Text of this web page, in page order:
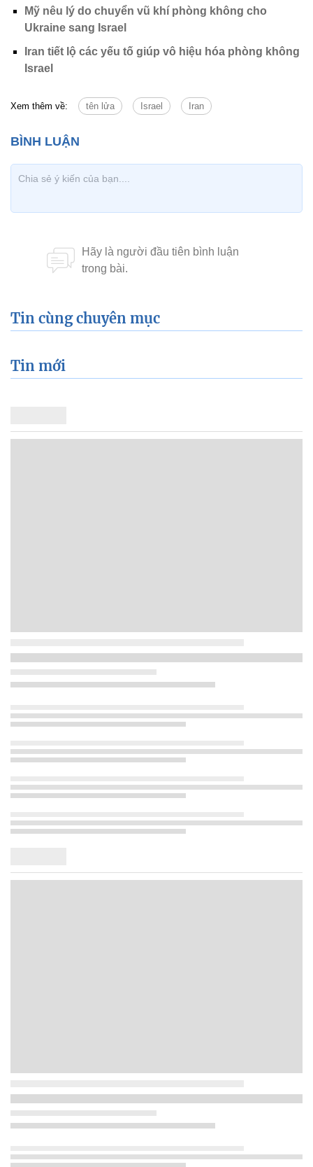
Mỹ nêu lý do chuyển vũ khí phòng không cho
Ukraine sang Israel
Iran tiết lộ các yếu tố giúp vô hiệu hóa phòng không
Israel
Xem thêm về: tên lửa Israel Iran
Tin cùng chuyên mục
Tin mới